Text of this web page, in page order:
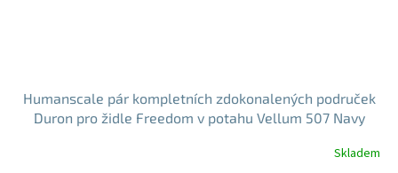
Humanscale pár kompletních zdokonalených područek
Duron pro židle Freedom v potahu Vellum 507 Navy
Skladem